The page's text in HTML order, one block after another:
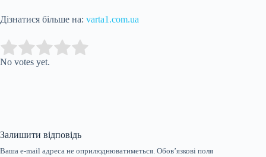
Дізнатися більше на: varta1.com.ua
Rate this item:
No votes yet.
Залишити відповідь
Ваша e-mail адреса не оприлюднюватиметься. Обов’язкові поля